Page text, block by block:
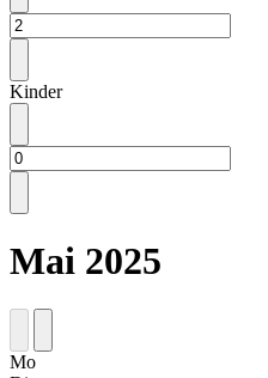
Kinder
Mai 2025
Mo